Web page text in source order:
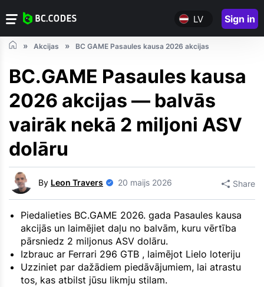
LV Sign in
Akcijas BC GAME Pasaules kausa 2026 akcijas
BC.GAME Pasaules kausa
2026 akcijas — balvās
vairāk nekā 2 miljoni ASV
dolāru
By Leon Travers 20 maijs 2026 Share
Piedalieties BC.GAME 2026. gada Pasaules kausa
akcijās un laimējiet daļu no balvām, kuru vērtība
pārsniedz 2 miljonus ASV dolāru.
Izbrauc ar Ferrari 296 GTB , laimējot Lielo loteriju
Uzziniet par dažādiem piedāvājumiem, lai atrastu
tos, kas atbilst jūsu likmju stilam.